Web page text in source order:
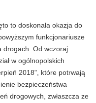
to doskonała okazja do
funkcjonariusze
drogach. Od wczoraj
w ogólnopolskich
2018", które potrwają
bezpieczeństwa
drogowych, zwłaszcza ze